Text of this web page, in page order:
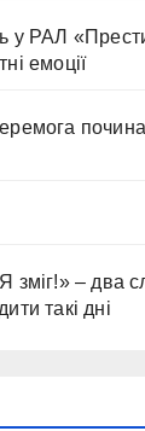
у РАЛ
емоції
зміг!» – два
такі дні